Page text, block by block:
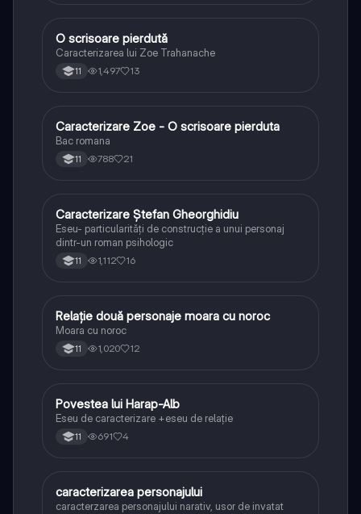
Limba și literatura română
O scrisoare pierdută
Caracterizarea lui Zoe Trahanache
11 1,497 13
Limba și literatura română
Caracterizare Zoe - O scrisoare pierduta
Bac romana
11 788 21
Limba și literatura română
Caracterizare Ștefan Gheorghidiu
Eseu- particularități de construcție a unui personaj
dintr-un roman psihologic
11 1,112 16
Limba și literatura română
Relație două personaje moara cu noroc
Moara cu noroc
11 1,020 12
Limba și literatura română
Povestea lui Harap-Alb
Eseu de caracterizare +eseu de relație
11 691 4
Limba și literatura română
caracterizarea personajului
caracterzarea personajului narativ, usor de invatat